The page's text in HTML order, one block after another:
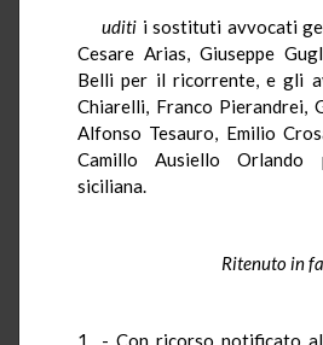
uditi i sostituti avvocati
Cesare Arias, Giuseppe
Belli per il ricorrente, e gli
Chiarelli, Franco Pierandrei,
Alfonso Tesauro, Emilio
Camillo Ausiello
siciliana.
Ritenuto in
- Con ricorso notificato